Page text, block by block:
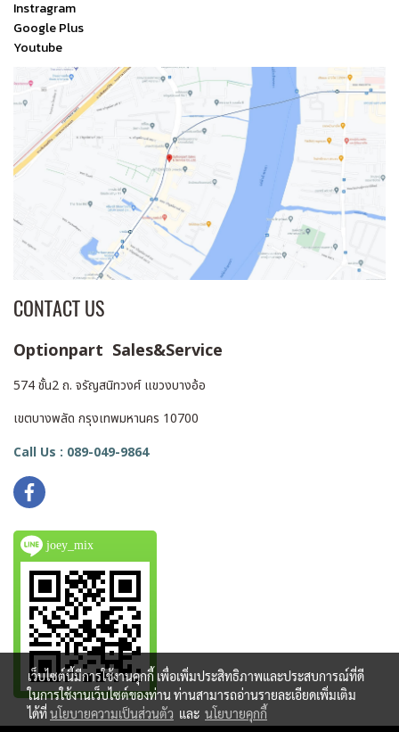
Instragram
Google Plus
Youtube
CONTACT US
Optionpart Sales&Service
574 ชั้น2 ถ. จรัญสนิทวงศ์ แขวงบางอ้อ
เขตบางพลัด กรุงเทพมหานคร 10700
Call Us : 089-049-9864
joey_mix
เว็บไซต์นี้มีการใช้งานคุกกี้ เพื่อเพิ่มประสิทธิภาพและประสบการณ์ที่ดี
ในการใช้งานเว็บไซต์ของท่าน ท่านสามารถอ่านรายละเอียดเพิ่มเติม
ได้ที่นโยบายความเป็นส่วนตัว และ นโยบายคุกกี้